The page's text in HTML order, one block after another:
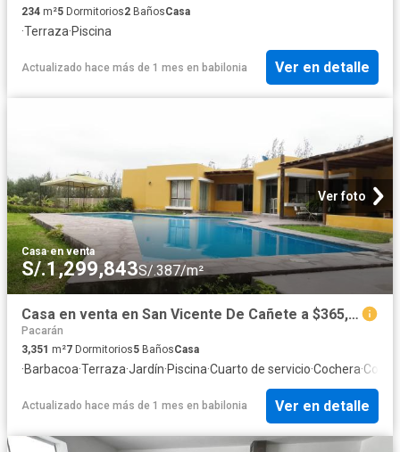
234 m²5 Dormitorios2 BañosCasa
·Terraza·Piscina
Actualizado hace más de 1 mes en babilonia Ver en detalle
Ver foto
Casa·en venta
S/.1,299,843S/.387/m²
Casa en venta en San Vicente De Cañete a $365,000
Pacarán
3,351 m²7 Dormitorios5 BañosCasa
·Barbacoa·Terraza·Jardín·Piscina·Cuarto de servicio·Cochera·
Actualizado hace más de 1 mes en babilonia Ver en detalle